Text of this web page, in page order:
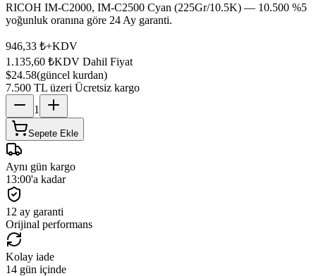
RICOH IM-C2000, IM-C2500 Cyan (225Gr/10.5K) — 10.500 %5
yoğunluk oranına göre 24 Ay garanti.
946,33 ₺+KDV
1.135,60 ₺KDV Dahil Fiyat
$24.58(güncel kurdan)
7.500 TL üzeri Ücretsiz kargo
1
Sepete Ekle
Aynı gün kargo
13:00'a kadar
12 ay garanti
Orijinal performans
Kolay iade
14 gün içinde